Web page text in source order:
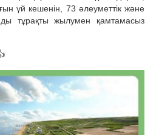
үй кешенін, 73 әлеуметтік және
тұрақты жылумен қамтамасыз